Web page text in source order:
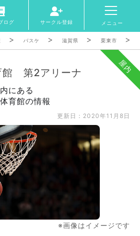
ログ サークル登録 メニュー
バスケ 滋賀県 栗東市
屋内
館 第2アリーナ
にある
育館の情報
更新日：2020年11月8日
※画像はイメージです